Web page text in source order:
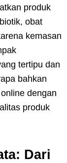
produk
obat
kemasan
tertipu dan
bahkan
dengan
produk
Dari